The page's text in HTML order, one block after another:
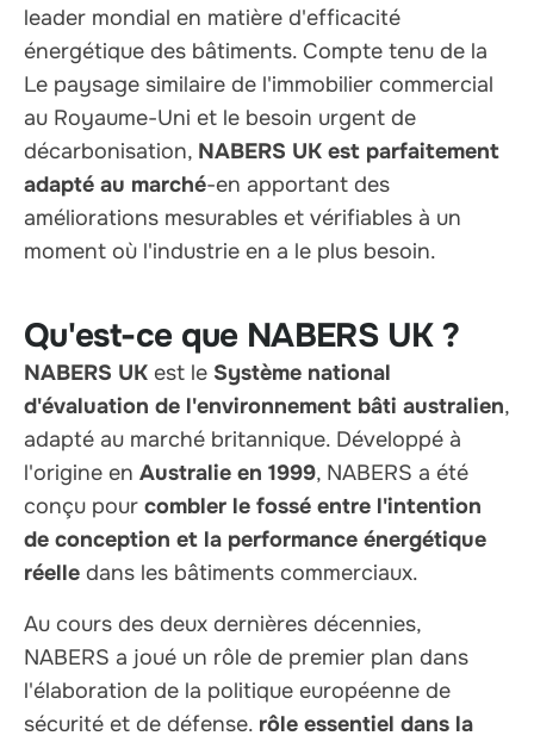
leader mondial en matière d'efficacité
énergétique des bâtiments. Compte tenu de la
Le paysage similaire de l'immobilier commercial
au Royaume-Uni et le besoin urgent de
décarbonisation, NABERS UK est parfaitement
adapté au marché-en apportant des
améliorations mesurables et vérifiables à un
moment où l'industrie en a le plus besoin.
Qu'est-ce que NABERS UK ?
NABERS UK est le Système national
d'évaluation de l'environnement bâti australien,
adapté au marché britannique. Développé à
l'origine en Australie en 1999, NABERS a été
conçu pour combler le fossé entre l'intention
de conception et la performance énergétique
réelle dans les bâtiments commerciaux.
Au cours des deux dernières décennies,
NABERS a joué un rôle de premier plan dans
l'élaboration de la politique européenne de
sécurité et de défense. rôle essentiel dans la